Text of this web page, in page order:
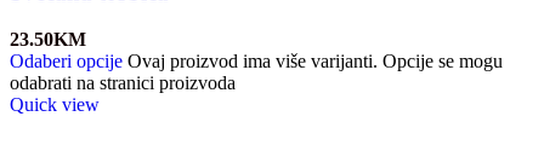
23.50KM
Odaberi opcije Ovaj proizvod ima više varijanti. Opcije se mogu
odabrati na stranici proizvoda
Quick view